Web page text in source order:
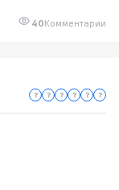
40Комментарии